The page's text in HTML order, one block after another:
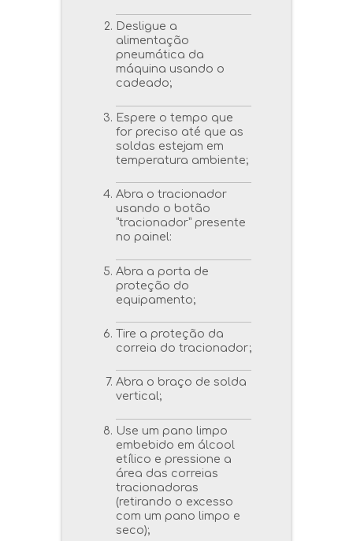
Desligue a
alimentação
pneumática da
máquina usando o
cadeado;
Espere o tempo que
for preciso até que as
soldas estejam em
temperatura ambiente;
Abra o tracionador
usando o botão
“tracionador” presente
no painel:
Abra a porta de
proteção do
equipamento;
Tire a proteção da
correia do tracionador;
Abra o braço de solda
vertical;
Use um pano limpo
embebido em álcool
etílico e pressione a
área das correias
tracionadoras
(retirando o excesso
com um pano limpo e
seco);